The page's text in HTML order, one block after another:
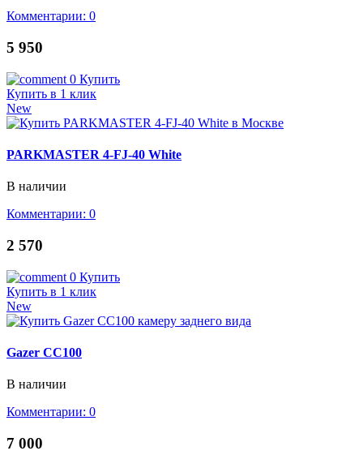
Комментарии: 0
5 950
0 Купить
Купить в 1 клик
New
PARKMASTER 4-FJ-40 White
В наличии
Комментарии: 0
2 570
0 Купить
Купить в 1 клик
New
Gazer CC100
В наличии
Комментарии: 0
7 000